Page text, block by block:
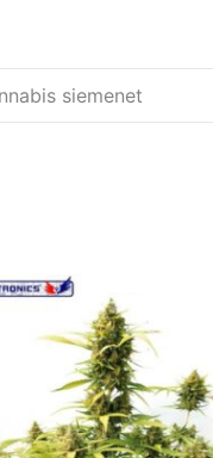
siemenet